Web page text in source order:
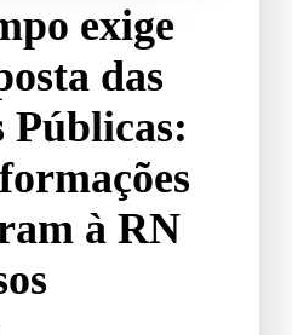
exige
das
Públicas:
à RN